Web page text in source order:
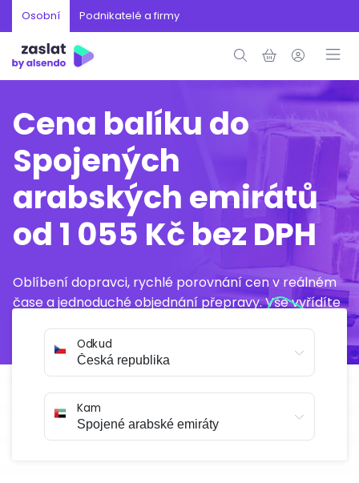
Osobní Podnikatelé a firmy
Cena balíku do
Spojených
arabských emirátů
od 1 055 Kč bez DPH
Oblíbení dopravci, rychlé porovnání cen v reálném
čase a jednoduché objednání přepravy. Vše vyřídíte
Odkud
Kam